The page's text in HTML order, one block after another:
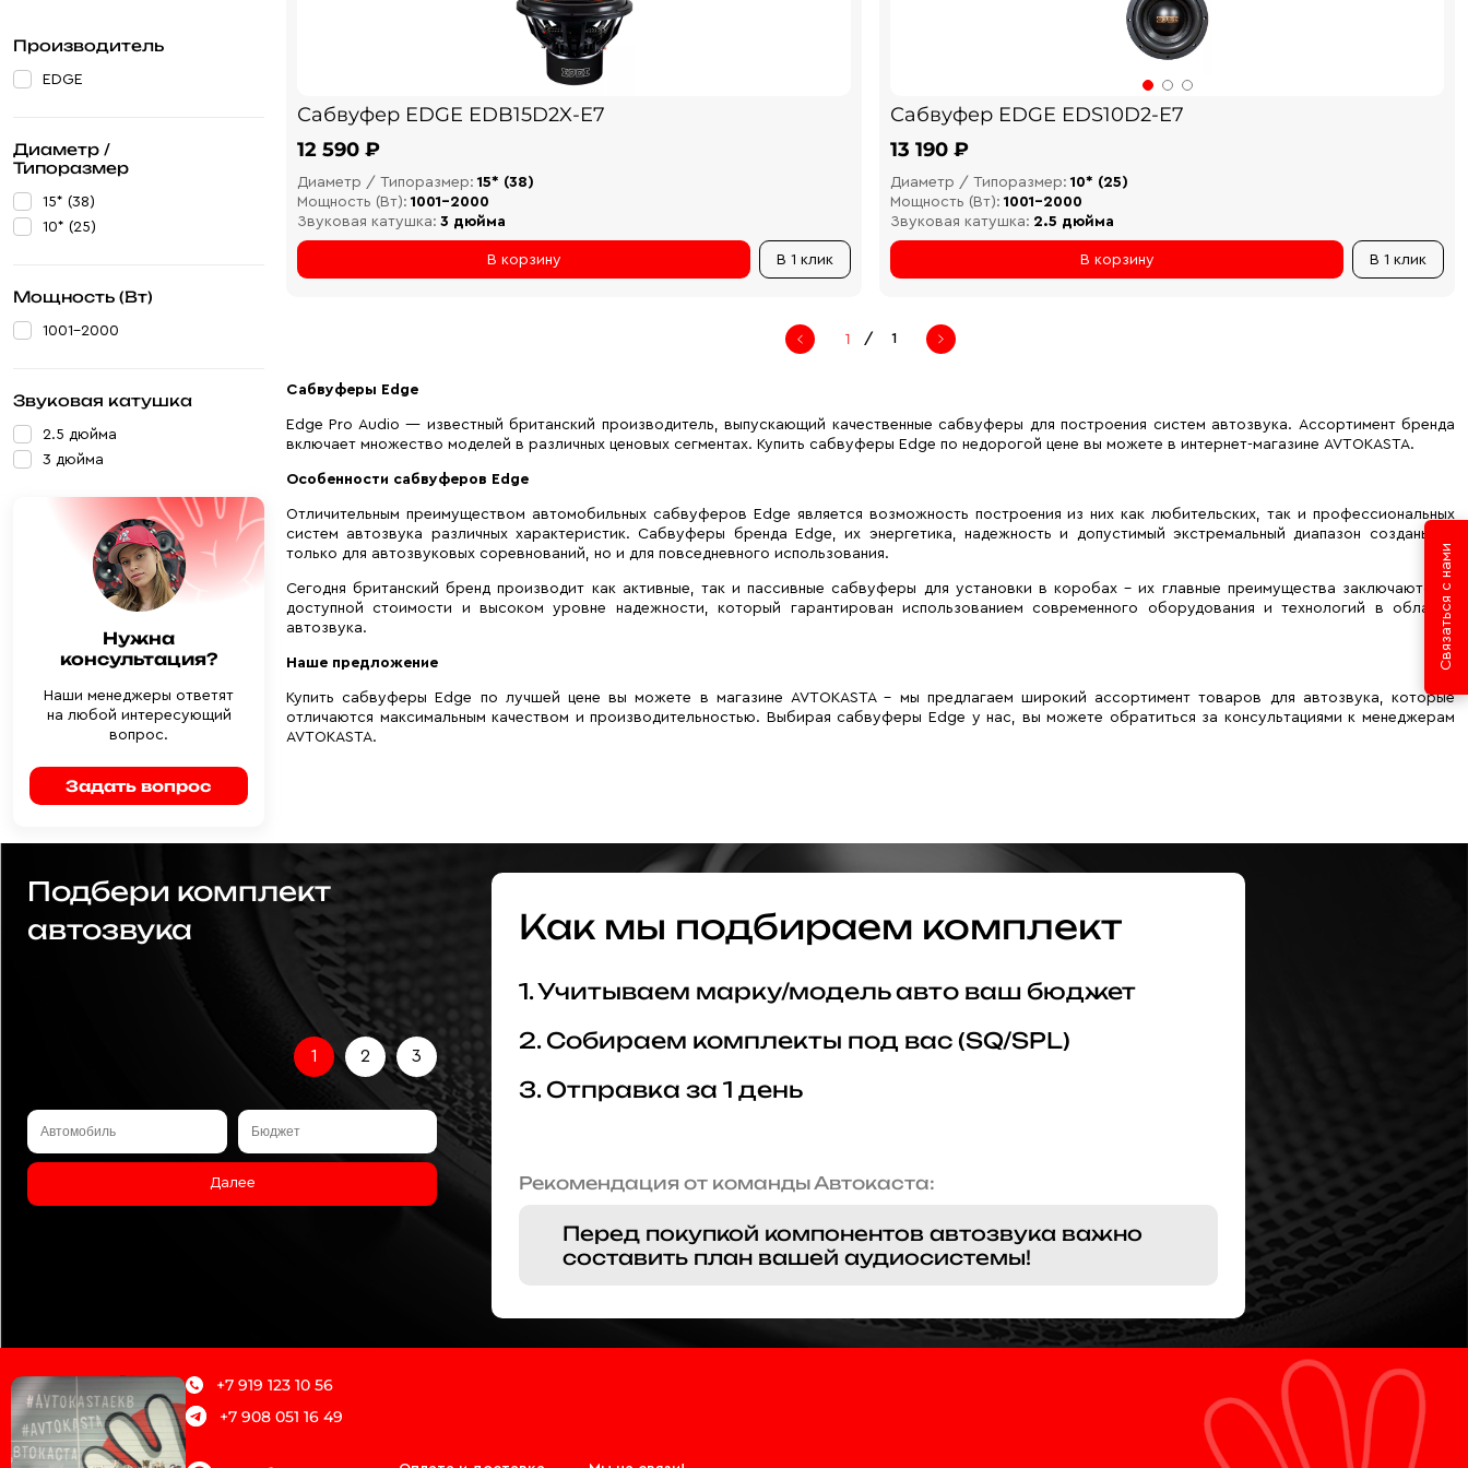
Производитель
EDGE
Диаметр /
Типоразмер
15* (38)
10* (25)
Мощность (Вт)
1001-2000
Звуковая катушка
2.5 дюйма
3 дюйма
Нужна
консультация?
Наши менеджеры ответят
на любой интересующий
вопрос.
Задать вопрос
Сабвуфер EDGE EDB15D2X-E7
12 590 ₽
Диаметр / Типоразмер: 15* (38)
Мощность (Вт): 1001-2000
Звуковая катушка: 3 дюйма
В 1 клик
В корзину
Сабвуфер EDGE EDS10D2-E7
13 190 ₽
Диаметр / Типоразмер: 10* (25)
Мощность (Вт): 1001-2000
Звуковая катушка: 2.5 дюйма
В 1 клик
В корзину
/ 1
Сабвуферы Edge
Edge Pro Audio — известный британский производитель, выпускающий качественные сабвуферы для построения систем автозвука. Ассортимент бренда
включает множество моделей в различных ценовых сегментах. Купить сабвуферы Edge по недорогой цене вы можете в интернет-магазине AVTOKASTA.
Особенности сабвуферов Edge
Отличительным преимуществом автомобильных сабвуферов Edge является возможность построения из них как любительских, так и профессиональных
систем автозвука различных характеристик. Сабвуферы бренда Edge, их энергетика, надежность и допустимый экстремальный диапазон созданы не
только для автозвуковых соревнований, но и для повседневного использования.
Сегодня британский бренд производит как активные, так и пассивные сабвуферы для установки в коробах – их главные преимущества заключаются в
доступной стоимости и высоком уровне надежности, который гарантирован использованием современного оборудования и технологий в области
автозвука.
Наше предложение
Купить сабвуферы Edge по лучшей цене вы можете в магазине AVTOKASTA – мы предлагаем широкий ассортимент товаров для автозвука, которые
отличаются максимальным качеством и производительностью. Выбирая сабвуферы Edge у нас, вы можете обратиться за консультациями к менеджерам
AVTOKASTA.
Подбери комплект
автозвука
1 2 3
Далее
Как мы подбираем комплект
1. Учитываем марку/модель авто ваш бюджет
2. Собираем комплекты под вас (SQ/SPL)
3. Отправка за 1 день
Рекомендация от команды Автокаста:
Перед покупкой компонентов автозвука важно
составить план вашей аудиосистемы!
+7 919 123 10 56
+7 908 051 16 49
Связаться с нами